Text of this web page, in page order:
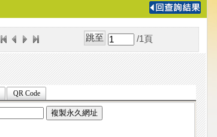
導
/1 頁
QR Code
複製永久網址